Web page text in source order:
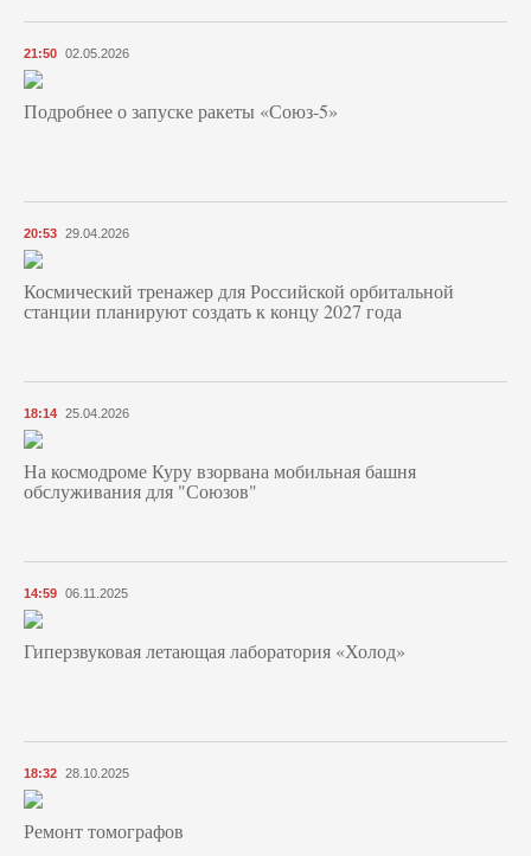
21:50 02.05.2026
Подробнее о запуске ракеты «Союз‑5»
20:53 29.04.2026
Космический тренажер для Российской орбитальной
станции планируют создать к концу 2027 года
18:14 25.04.2026
На космодроме Куру взорвана мобильная башня
обслуживания для "Союзов"
14:59 06.11.2025
Гиперзвуковая летающая лаборатория «Холод»
18:32 28.10.2025
Ремонт томографов